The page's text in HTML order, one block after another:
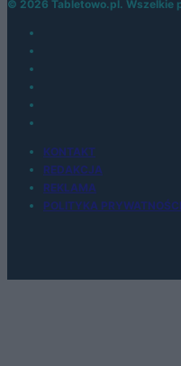
© 2026 Tabletowo.pl. Wszelkie
KONTAKT
REDAKCJA
REKLAMA
POLITYKA PRYWATNOŚCI